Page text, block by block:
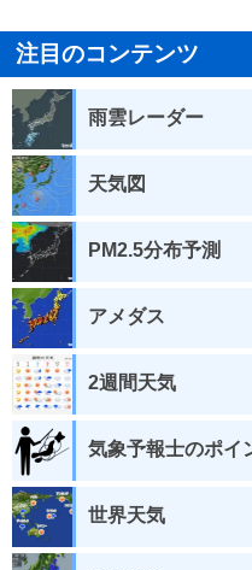
注目のコンテンツ
雨雲レーダー
天気図
PM2.5分布予測
アメダス
2週間天気
気象予報士のポイ
世界天気